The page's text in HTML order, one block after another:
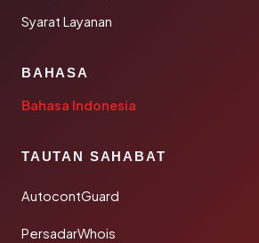
Syarat Layanan
BAHASA
Bahasa Indonesia
TAUTAN SAHABAT
AutocontGuard
PersadarWhois